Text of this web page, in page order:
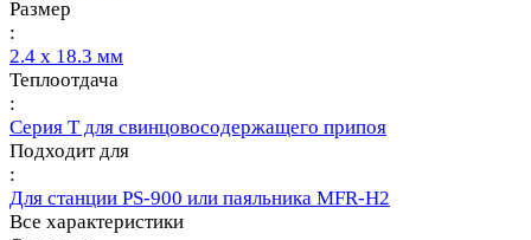
Размер
:
2.4 х 18.3 мм
Теплоотдача
:
Серия T для свинцовосодержащего припоя
Подходит для
:
Для станции PS-900 или паяльника MFR-H2
Все характеристики